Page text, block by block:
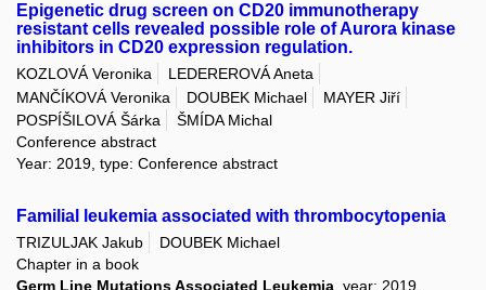
Epigenetic drug screen on CD20 immunotherapy
resistant cells revealed possible role of Aurora kinase
inhibitors in CD20 expression regulation.
KOZLOVÁ Veronika
LEDEREROVÁ Aneta
MANČÍKOVÁ Veronika
DOUBEK Michael
MAYER Jiří
POSPÍŠILOVÁ Šárka
ŠMÍDA Michal
Conference abstract
Year: 2019, type: Conference abstract
Familial leukemia associated with thrombocytopenia
TRIZULJAK Jakub
DOUBEK Michael
Chapter in a book
Germ Line Mutations Associated Leukemia, year: 2019,